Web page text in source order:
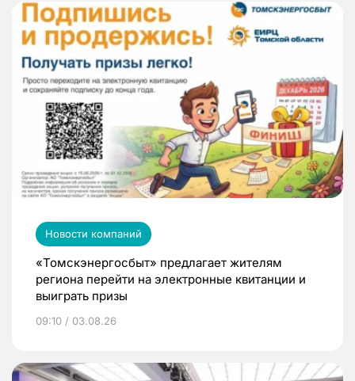
Новости компаний
«Томскэнергосбыт» предлагает жителям
региона перейти на электронные квитанции и
выиграть призы
09:10 / 03.08.26